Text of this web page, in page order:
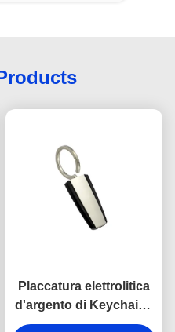
Placcatura elettrolitica
d'argento di Keychains
del portiere di plastica